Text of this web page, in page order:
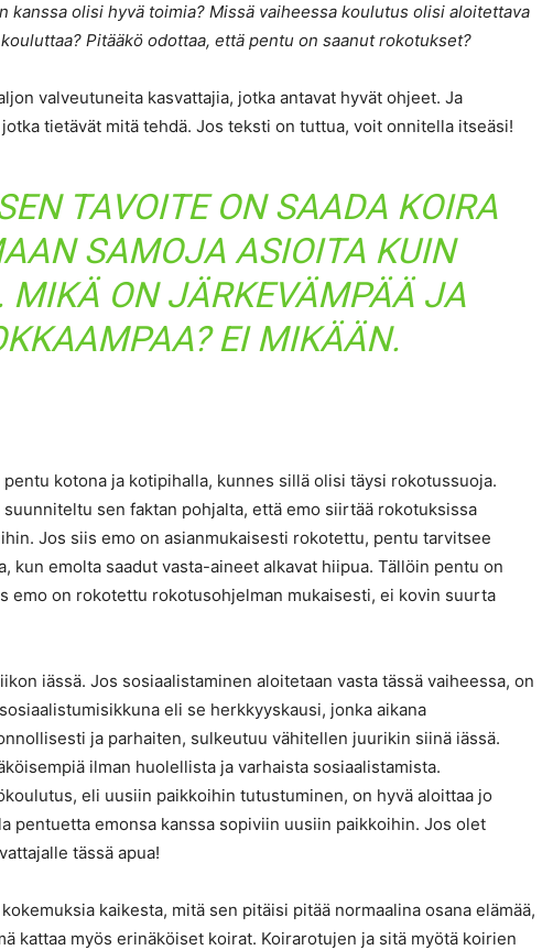
kanssa olisi hyvä toimia? Missä vaiheessa koulutus olisi aloitettava
Pitääkö odottaa, että pentu on saanut rokotukset?
valveutuneita kasvattajia, jotka antavat hyvät ohjeet. Ja
tietävät mitä tehdä. Jos teksti on tuttua, voit onnitella itseäsi!
TAVOITE ON SAADA KOIRA
SAMOJA ASIOITA KUIN
MIKÄ ON JÄRKEVÄMPÄÄ JA
EI MIKÄÄN.
kotona ja kotipihalla, kunnes sillä olisi täysi rokotussuoja.
sen faktan pohjalta, että emo siirtää rokotuksissa
Jos siis emo on asianmukaisesti rokotettu, pentu tarvitsee
kun emolta saadut vasta-aineet alkavat hiipua. Tällöin pentu on
emo on rokotettu rokotusohjelman mukaisesti, ei kovin suurta
iässä. Jos sosiaalistaminen aloitetaan vasta tässä vaiheessa, on
eli se herkkyyskausi, jonka aikana
ja parhaiten, sulkeutuu vähitellen juurikin siinä iässä.
ilman huolellista ja varhaista sosiaalistamista.
eli uusiin paikkoihin tutustuminen, on hyvä aloittaa jo
pentuetta emonsa kanssa sopiviin uusiin paikkoihin. Jos olet
tässä apua!
kaikesta, mitä sen pitäisi pitää normaalina osana elämää,
kattaa myös erinäköiset koirat. Koirarotujen ja sitä myötä koirien